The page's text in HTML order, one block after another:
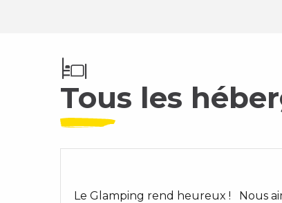
Tous les
Le Glamping rend heureux ! Nous